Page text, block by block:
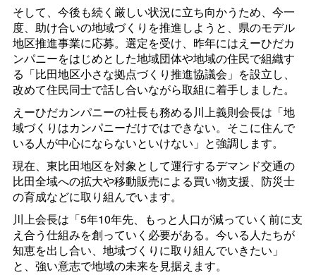
そして、今後も続く厳しい状況に立ち向かうため、今一
度、助け合いの地域づくりを推進しようと、県のモデル
地区推進事業に応募。選定を受け、昨年にはえーひだカ
ンパニーをはじめとした地域団体や地域の住民で組織す
る「比田地区小さな拠点づくり推進協議会」を設立し、
改めて住民同士で話し合いながら取組に着手しました。
えーひだカンパニーの社長も務める川上義則会長は「地
域づくりはカンパニーだけではできない。そこに住んで
いる人が中心にならないといけない」と強調します。
現在、東比田地区を対象として運行するデマンド交通の
比田全域への拡大や移動販売による買い物支援、防災士
の育成などに取り組んでいます。
川上会長は「5年10年先、もっと人口が減っていく前に支
え合う仕組みを創っていく必要がある。今いる人たちが
知恵を出し合い、地域づくりに取り組んでいきたい」
と、強い意志で地域の未来を見据えます。